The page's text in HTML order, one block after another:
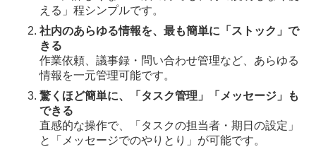
える」程シンプルです。
社内のあらゆる情報を、最も簡単に「ストック」で
きる
作業依頼、議事録・問い合わせ管理など、あらゆる
情報を一元管理可能です。
驚くほど簡単に、「タスク管理」「メッセージ」も
できる
直感的な操作で、「タスクの担当者・期日の設定」
と「メッセージでのやりとり」が可能です。